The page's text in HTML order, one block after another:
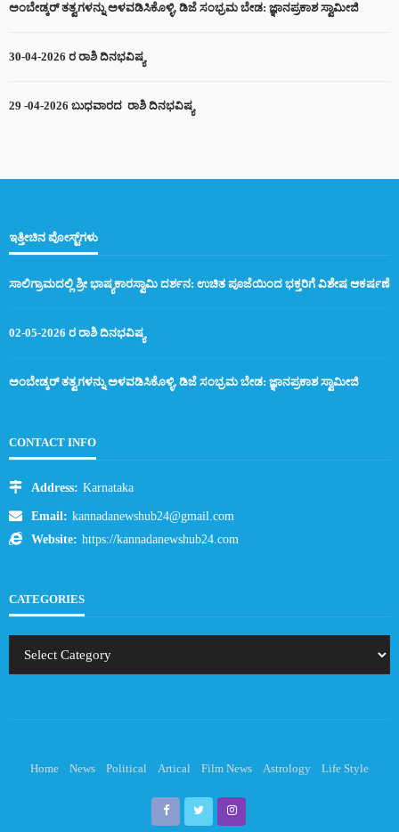
ಅಂಬೇಡ್ಕರ್ ತತ್ವಗಳನ್ನು ಅಳವಡಿಸಿಕೊಳ್ಳಿ, ಡಿಜೆ ಸಂಭ್ರಮ ಬೇಡ: ಜ್ಞಾನಪ್ರಕಾಶ ಸ್ವಾಮೀಜಿ
30-04-2026 ರ ರಾಶಿ ದಿನಭವಿಷ್ಯ
29 -04-2026 ಬುಧವಾರದ ರಾಶಿ ದಿನಭವಿಷ್ಯ
ಇತ್ತೀಚಿನ ಪೋಸ್ಟ್‌ಗಳು
ಸಾಲಿಗ್ರಾಮದಲ್ಲಿ ಶ್ರೀ ಭಾಷ್ಯಕಾರಸ್ವಾಮಿ ದರ್ಶನ: ಉಚಿತ ಪೂಜೆಯಿಂದ ಭಕ್ತರಿಗೆ ವಿಶೇಷ ಆಕರ್ಷಣೆ
02-05-2026 ರ ರಾಶಿ ದಿನಭವಿಷ್ಯ
ಅಂಬೇಡ್ಕರ್ ತತ್ವಗಳನ್ನು ಅಳವಡಿಸಿಕೊಳ್ಳಿ, ಡಿಜೆ ಸಂಭ್ರಮ ಬೇಡ: ಜ್ಞಾನಪ್ರಕಾಶ ಸ್ವಾಮೀಜಿ
CONTACT INFO
Address: Karnataka
Email: kannadanewshub24@gmail.com
Website: https://kannadanewshub24.com
CATEGORIES
Home News Political Artical Film News Astrology Life Style